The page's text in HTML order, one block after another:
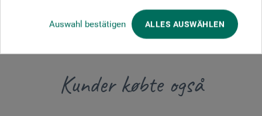
Auswahl bestätigen ALLES AUSWÄHLEN
Kunder købte også